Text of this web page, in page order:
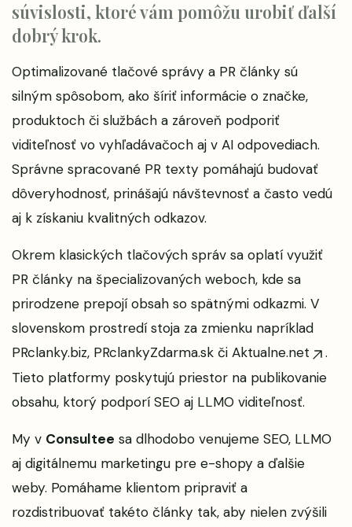
súvislosti, ktoré vám pomôžu urobiť ďalší
dobrý krok.
Optimalizované tlačové správy a PR články sú
silným spôsobom, ako šíriť informácie o značke,
produktoch či službách a zároveň podporiť
viditeľnosť vo vyhľadávačoch aj v AI odpovediach.
Správne spracované PR texty pomáhajú budovať
dôveryhodnosť, prinášajú návštevnosť a často vedú
aj k získaniu kvalitných odkazov.
Okrem klasických tlačových správ sa oplatí využiť
PR články na špecializovaných weboch, kde sa
prirodzene prepojí obsah so spätnými odkazmi. V
slovenskom prostredí stoja za zmienku napríklad
PRclanky.biz, PRclankyZdarma.sk či Aktualne.net
.
Tieto platformy poskytujú priestor na publikovanie
obsahu, ktorý podporí SEO aj LLMO viditeľnosť.
My v Consultee sa dlhodobo venujeme SEO, LLMO
aj digitálnemu marketingu pre e-shopy a ďalšie
weby. Pomáhame klientom pripraviť a
rozdistribuovať takéto články tak, aby nielen zvýšili